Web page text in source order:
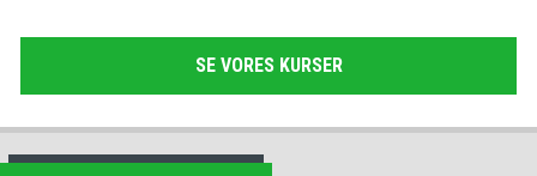
SE VORES KURSER